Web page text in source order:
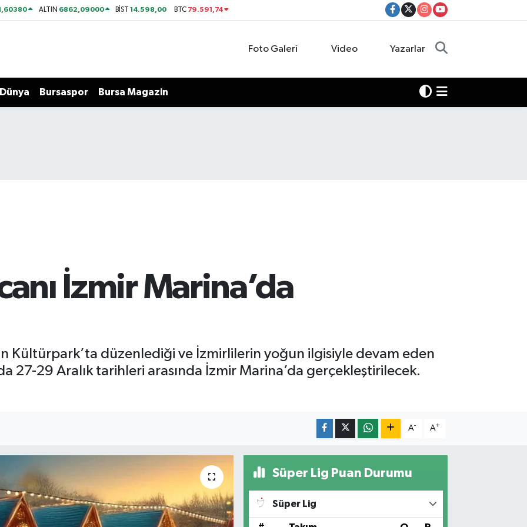
ALTIN 6862,09000 BİST14.598,00 BTC 79.591,74
Foto Galeri Video Yazarlar
Dünya Bursaspor Bursa Magazin
İzmir Marina’da
Kültürpark’ta düzenlediği ve İzmirlilerin yoğun ilgisiyle devam eden
27-29 Aralık tarihleri arasında İzmir Marina’da gerçekleştirilecek.
A- A+
Süper Lig Puan Durumu
Süper Lig